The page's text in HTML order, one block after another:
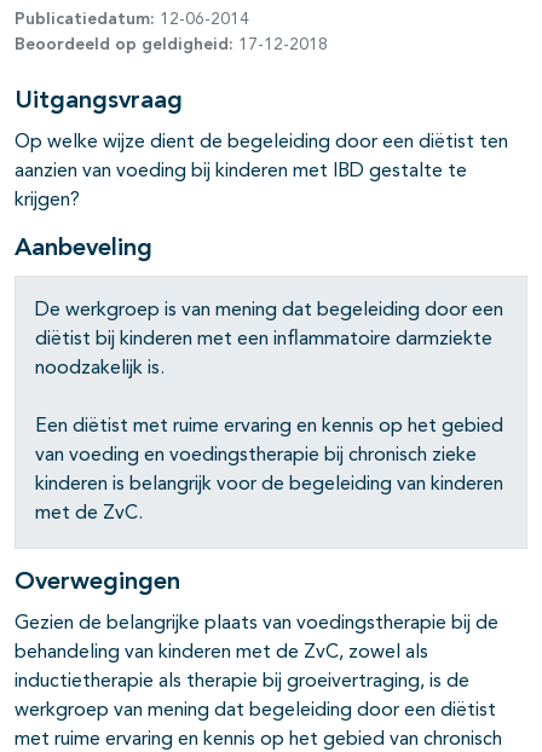
open- en dichtklappen
Publicatiedatum: 12-06-2014
Beoordeeld op geldigheid: 17-12-2018
Uitgangsvraag
Op welke wijze dient de begeleiding door een diëtist ten
aanzien van voeding bij kinderen met IBD gestalte te
krijgen?
Aanbeveling
De werkgroep is van mening dat begeleiding door een
diëtist bij kinderen met een inflammatoire darmziekte
noodzakelijk is.
Een diëtist met ruime ervaring en kennis op het gebied
van voeding en voedingstherapie bij chronisch zieke
kinderen is belangrijk voor de begeleiding van kinderen
met de ZvC.
Overwegingen
Gezien de belangrijke plaats van voedingstherapie bij de
behandeling van kinderen met de ZvC, zowel als
inductietherapie als therapie bij groeivertraging, is de
werkgroep van mening dat begeleiding door een diëtist
met ruime ervaring en kennis op het gebied van chronisch